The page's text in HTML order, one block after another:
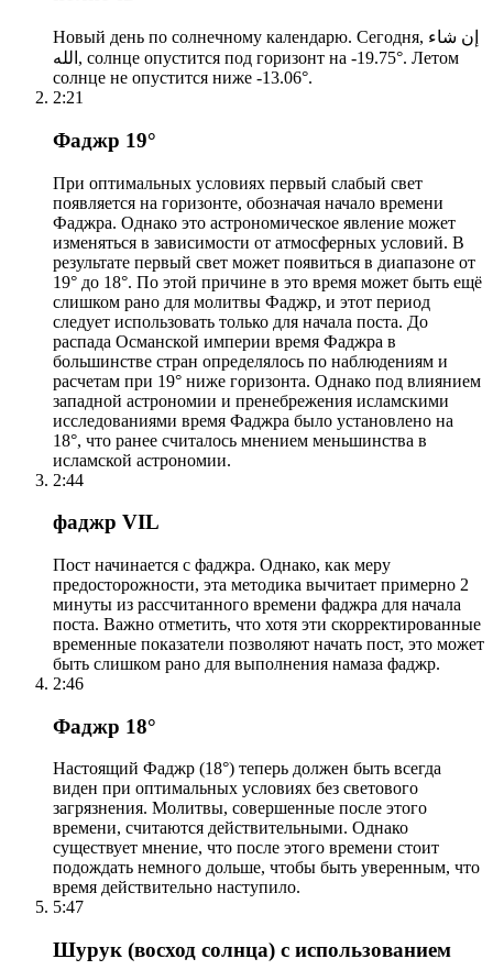
Новый день по солнечному календарю. Сегодня, إن شاء
الله, солнце опустится под горизонт на -19.75°. Летом
солнце не опустится ниже -13.06°.
2:21
Фаджр 19°
При оптимальных условиях первый слабый свет
появляется на горизонте, обозначая начало времени
Фаджра. Однако это астрономическое явление может
изменяться в зависимости от атмосферных условий. В
результате первый свет может появиться в диапазоне от
19° до 18°. По этой причине в это время может быть ещё
слишком рано для молитвы Фаджр, и этот период
следует использовать только для начала поста. До
распада Османской империи время Фаджра в
большинстве стран определялось по наблюдениям и
расчетам при 19° ниже горизонта. Однако под влиянием
западной астрономии и пренебрежения исламскими
исследованиями время Фаджра было установлено на
18°, что ранее считалось мнением меньшинства в
исламской астрономии.
2:44
фаджр VIL
Пост начинается с фаджра. Однако, как меру
предосторожности, эта методика вычитает примерно 2
минуты из рассчитанного времени фаджра для начала
поста. Важно отметить, что хотя эти скорректированные
временные показатели позволяют начать пост, это может
быть слишком рано для выполнения намаза фаджр.
2:46
Фаджр 18°
Настоящий Фаджр (18°) теперь должен быть всегда
виден при оптимальных условиях без светового
загрязнения. Молитвы, совершенные после этого
времени, считаются действительными. Однако
существует мнение, что после этого времени стоит
подождать немного дольше, чтобы быть уверенным, что
время действительно наступило.
5:47
Шурук (восход солнца) с использованием